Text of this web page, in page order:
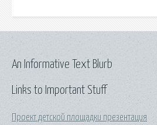
Links to Important Stuff
Проект детской площадки презентация
An Informative Text Blurb